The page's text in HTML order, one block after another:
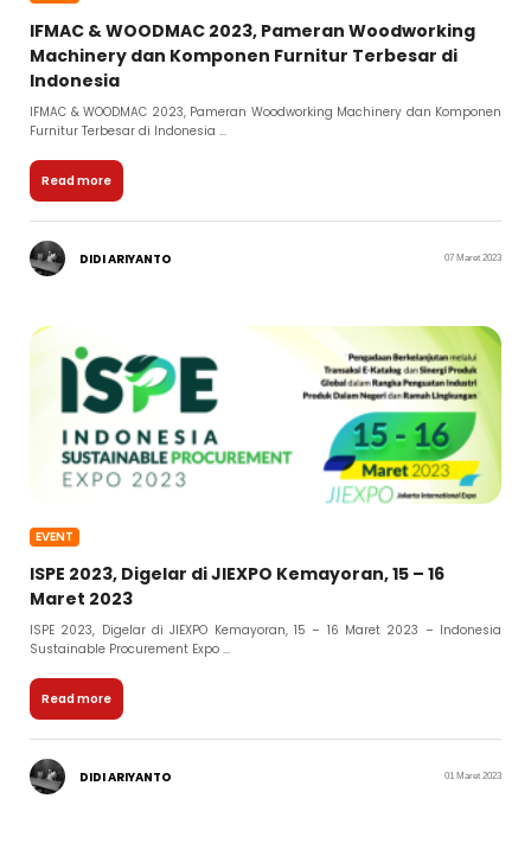
IFMAC & WOODMAC 2023, Pameran Woodworking
Machinery dan Komponen Furnitur Terbesar di
Indonesia
IFMAC & WOODMAC 2023, Pameran Woodworking Machinery dan Komponen
Furnitur Terbesar di Indonesia ...
Read more
DIDI ARIYANTO 07 Maret 2023
EVENT
ISPE 2023, Digelar di JIEXPO Kemayoran, 15 – 16
Maret 2023
ISPE 2023, Digelar di JIEXPO Kemayoran, 15 – 16 Maret 2023 – Indonesia
Sustainable Procurement Expo ...
Read more
DIDI ARIYANTO 01 Maret 2023